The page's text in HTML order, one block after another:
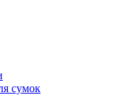
сумок